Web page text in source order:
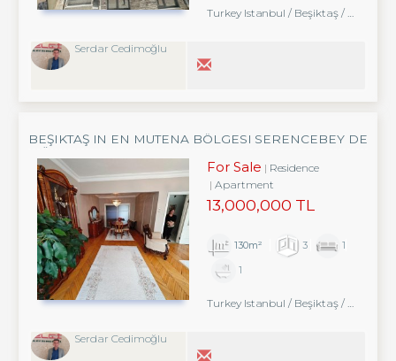
Turkey Istanbul / Beşiktaş/ Abbasağa
Serdar Cedimoğlu
BEŞIKTAŞ IN EN MUTENA BÖLGESI SERENCEBEY DE
MÜKEMMEL DAIRE
For Sale
Residence
Apartment
13,000,000 TL
130m² 3
1
1
Turkey Istanbul / Beşiktaş/ Abbasağa
Serdar Cedimoğlu